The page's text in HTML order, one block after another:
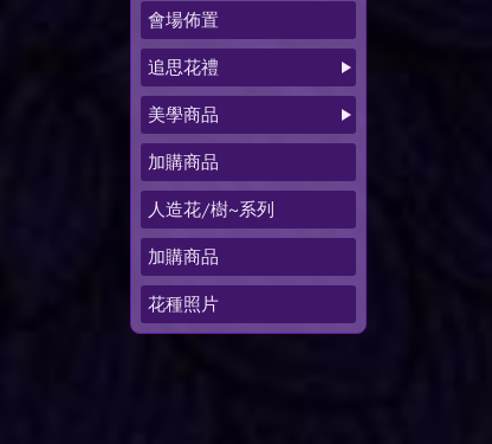
會場佈置
追思花禮
美學商品
加購商品
人造花/樹~系列
加購商品
花種照片